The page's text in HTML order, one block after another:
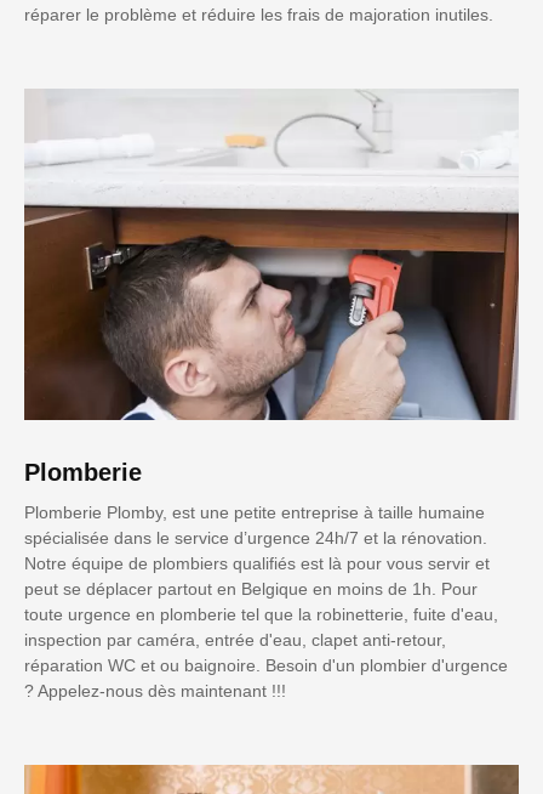
réparer le problème et réduire les frais de majoration inutiles.
Plomberie
Plomberie Plomby, est une petite entreprise à taille humaine
spécialisée dans le service d’urgence 24h/7 et la rénovation.
Notre équipe de plombiers qualifiés est là pour vous servir et
peut se déplacer partout en Belgique en moins de 1h. Pour
toute urgence en plomberie tel que la robinetterie, fuite d'eau,
inspection par caméra, entrée d'eau, clapet anti-retour,
réparation WC et ou baignoire. Besoin d'un plombier d'urgence
? Appelez-nous dès maintenant !!!